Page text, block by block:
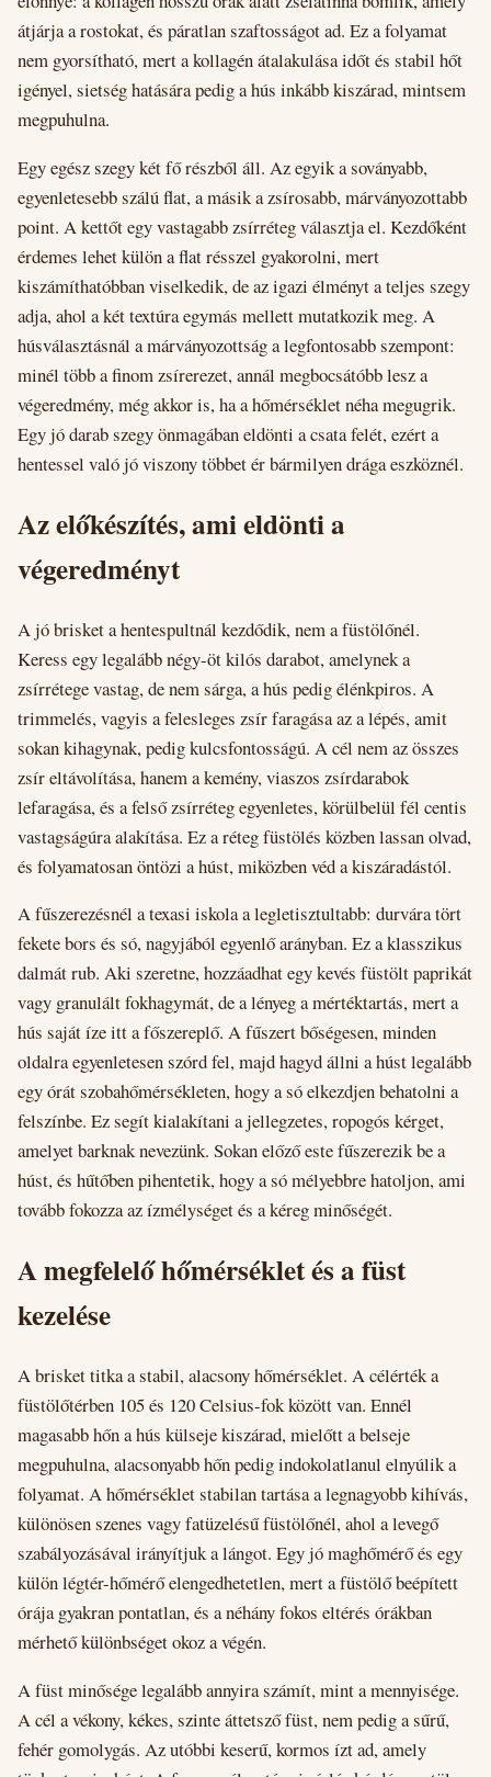
átjárja a rostokat, és páratlan szaftosságot ad. Ez a folyamat
nem gyorsítható, mert a kollagén átalakulása időt és stabil hőt
igényel, sietség hatására pedig a hús inkább kiszárad, mintsem
megpuhulna.
Egy egész szegy két fő részből áll. Az egyik a soványabb,
egyenletesebb szálú flat, a másik a zsírosabb, márványozottabb
point. A kettőt egy vastagabb zsírréteg választja el. Kezdőként
érdemes lehet külön a flat résszel gyakorolni, mert
kiszámíthatóbban viselkedik, de az igazi élményt a teljes szegy
adja, ahol a két textúra egymás mellett mutatkozik meg. A
húsválasztásnál a márványozottság a legfontosabb szempont:
minél több a finom zsírerezet, annál megbocsátóbb lesz a
végeredmény, még akkor is, ha a hőmérséklet néha megugrik.
Egy jó darab szegy önmagában eldönti a csata felét, ezért a
hentessel való jó viszony többet ér bármilyen drága eszköznél.
Az előkészítés, ami eldönti a
végeredményt
A jó brisket a hentespultnál kezdődik, nem a füstölőnél.
Keress egy legalább négy-öt kilós darabot, amelynek a
zsírrétege vastag, de nem sárga, a hús pedig élénkpiros. A
trimmelés, vagyis a felesleges zsír faragása az a lépés, amit
sokan kihagynak, pedig kulcsfontosságú. A cél nem az összes
zsír eltávolítása, hanem a kemény, viaszos zsírdarabok
lefaragása, és a felső zsírréteg egyenletes, körülbelül fél centis
vastagságúra alakítása. Ez a réteg füstölés közben lassan olvad,
és folyamatosan öntözi a húst, miközben véd a kiszáradástól.
A fűszerezésnél a texasi iskola a legletisztultabb: durvára tört
fekete bors és só, nagyjából egyenlő arányban. Ez a klasszikus
dalmát rub. Aki szeretne, hozzáadhat egy kevés füstölt paprikát
vagy granulált fokhagymát, de a lényeg a mértéktartás, mert a
hús saját íze itt a főszereplő. A fűszert bőségesen, minden
oldalra egyenletesen szórd fel, majd hagyd állni a húst legalább
egy órát szobahőmérsékleten, hogy a só elkezdjen behatolni a
felszínbe. Ez segít kialakítani a jellegzetes, ropogós kérget,
amelyet barknak nevezünk. Sokan előző este fűszerezik be a
húst, és hűtőben pihentetik, hogy a só mélyebbre hatoljon, ami
tovább fokozza az ízmélységet és a kéreg minőségét.
A megfelelő hőmérséklet és a füst
kezelése
A brisket titka a stabil, alacsony hőmérséklet. A célérték a
füstölőtérben 105 és 120 Celsius-fok között van. Ennél
magasabb hőn a hús külseje kiszárad, mielőtt a belseje
megpuhulna, alacsonyabb hőn pedig indokolatlanul elnyúlik a
folyamat. A hőmérséklet stabilan tartása a legnagyobb kihívás,
különösen szenes vagy fatüzelésű füstölőnél, ahol a levegő
szabályozásával irányítjuk a lángot. Egy jó maghőmérő és egy
külön légtér-hőmérő elengedhetetlen, mert a füstölő beépített
órája gyakran pontatlan, és a néhány fokos eltérés órákban
mérhető különbséget okoz a végén.
A füst minősége legalább annyira számít, mint a mennyisége.
A cél a vékony, kékes, szinte áttetsző füst, nem pedig a sűrű,
fehér gomolygás. Az utóbbi keserű, kormos ízt ad, amely